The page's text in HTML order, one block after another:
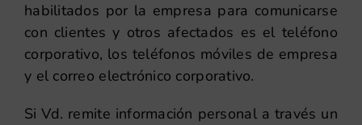
habilitados por la empresa para comunicarse
con clientes y otros afectados es el teléfono
corporativo, los teléfonos móviles de empresa
y el correo electrónico corporativo.
Si Vd. remite información personal a través un